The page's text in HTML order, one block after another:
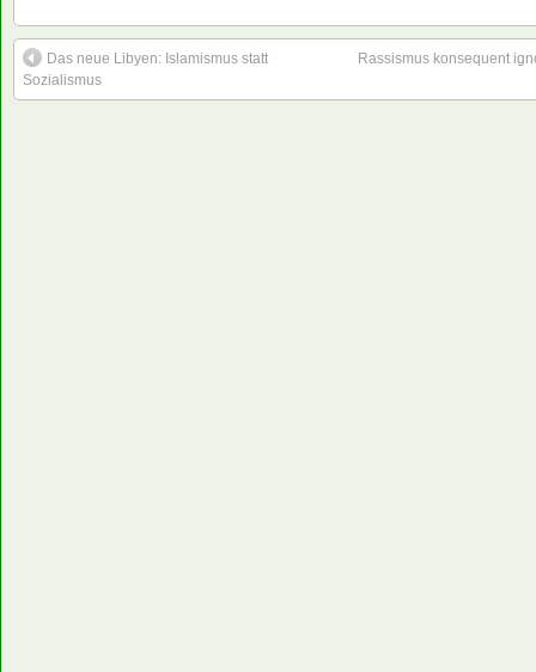
Das neue Libyen: Islamismus statt
Sozialismus
Rassismus konsequent